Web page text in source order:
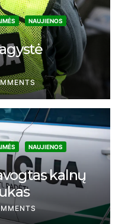
NAUJIENOS
NAUJIENOS
kalnų